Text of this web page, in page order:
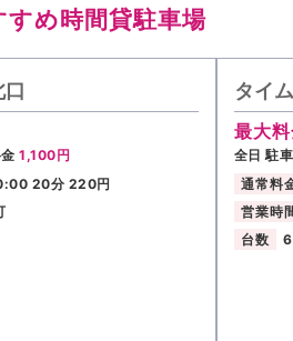
め時間貸駐車場
金1,100円
20分 220円
タイ
最大
全日 駐
通常料
営業時
台数